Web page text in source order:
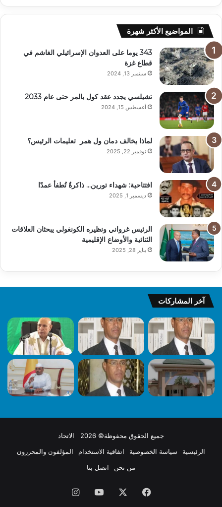
المواضيع الأكثر شهرة
343 يوما على العدوان الإسرائيلي الغاشم في
قطاع غزة
سبتمبر 13, 2024
تشيلسي يجدد عقد كول بالمر حتى عام 2033
أغسطس 15, 2024
لماذا يخالف دمان ول همر تعليمات الرئيس؟
نوفمبر 22, 2025
افتتاحية: شهداء تورين… ذاكرةٌ تُطفأ عمدًا
ديسمبر 1, 2025
الرئيس غرواني ونظيره الكونغولي يبحثان العلاقات
الثنائية والأوضاع الإقليمية
يناير 28, 2025
آخر المشاركات
جميع الحقوق محفوظة© 2026 الاتحاد
الرئيسية
سياسة الخصوصية اتفاقية الاستخدام
المؤلفون والمحررون
من نحن
اتصل بنا
فيسبوك يوتيوبانستقرام